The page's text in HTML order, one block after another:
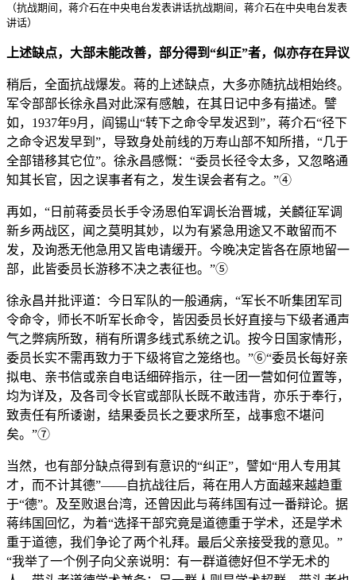
（抗战期间，蒋介石在中央电台发表讲话抗战期间，蒋介石在中央电台发表
讲话）
上述缺点，大部未能改善，部分得到“纠正”者，似亦存在异议
稍后，全面抗战爆发。蒋的上述缺点，大多亦随抗战相始终。
军令部部长徐永昌对此深有感触，在其日记中多有描述。譬
如，1937年9月，阎锡山“转下之命令早发迟到”，蒋介石“径下
之命令迟发早到”，导致身处前线的万寿山部不知所措，“几于
全部错移其它位”。徐永昌感慨：“委员长径令太多，又忽略通
知其长官，因之误事者有之，发生误会者有之。”④
再如，“日前蒋委员长手令汤恩伯军调长治晋城，关麟征军调
新乡两战区，闻之莫明其妙，以为有紧急用途又不敢留而不
发，及询悉无他急用又皆电请缓开。今晚决定皆各在原地留一
部，此皆委员长游移不决之表征也。”⑤
徐永昌并批评道：今日军队的一般通病，“军长不听集团军司
令命令，师长不听军长命令，皆因委员长好直接与下级者通声
气之弊病所致，稍有所谓多线式系统之讥。按今日国家情形，
委员长实不需再致力于下级将官之笼络也。”⑥“委员长每好亲
拟电、亲书信或亲自电话细碎指示，往一团一营如何位置等，
均为详及，及各司令长官或部队长既不敢违背，亦乐于奉行，
致责任有所诿谢，结果委员长之要求所至，战事愈不堪问
矣。”⑦
当然，也有部分缺点得到有意识的“纠正”，譬如“用人专用其
才，而不计其德”——自抗战往后，蒋在用人方面越来越趋重
于“德”。及至败退台湾，还曾因此与蒋纬国有过一番辩论。据
蒋纬国回忆，为着“选择干部究竟是道德重于学术，还是学术
重于道德，我们争论了两个礼拜。最后父亲接受我的意见。”
“我举了一个例子向父亲说明：有一群道德好但不学无术的